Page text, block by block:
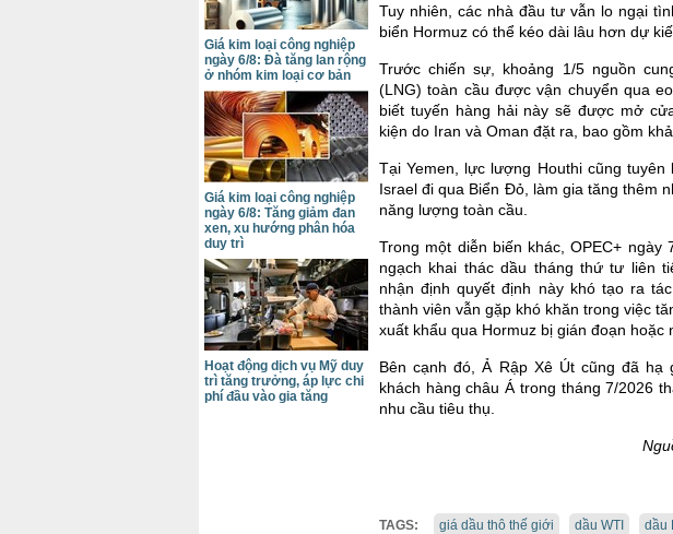
Tuy nhiên, các nhà đầu tư vẫn lo ngại
biển Hormuz có thể kéo dài lâu hơn dự
Trước chiến sự, khoảng 1/5 nguồn
(LNG) toàn cầu được vận chuyển qua
biết tuyến hàng hải này sẽ được mở
kiện do Iran và Oman đặt ra, bao gồm
Tại Yemen, lực lượng Houthi cũng
Israel đi qua Biển Đỏ, làm gia tăng thêm
năng lượng toàn cầu.
Trong một diễn biến khác, OPEC+ ngày
ngạch khai thác dầu tháng thứ tư liên
nhận định quyết định này khó tạo ra
thành viên vẫn gặp khó khăn trong việc
xuất khẩu qua Hormuz bị gián đoạn hoặc
Bên cạnh đó, Ả Rập Xê Út cũng đã
khách hàng châu Á trong tháng 7/2026
nhu cầu tiêu thụ.
TAGS: giá dầu thô thế giới dầu WTI dầu
Giá kim loại công nghiệp
ngày 6/8: Đà tăng lan rộng
ở nhóm kim loại cơ bản
Giá kim loại công nghiệp
ngày 6/8: Tăng giảm đan
xen, xu hướng phân hóa
duy trì
Hoạt động dịch vụ Mỹ duy
trì tăng trưởng, áp lực chi
phí đầu vào gia tăng